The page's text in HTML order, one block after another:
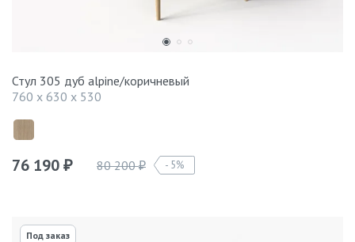
Стул 305 дуб alpine/коричневый
760 x 630 x 530
76 190 ₽ 80 200₽ 5%
Под заказ